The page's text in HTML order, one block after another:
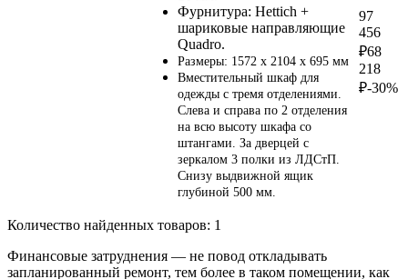
Фурнитура: Hettich +
шариковые направляющие
Quadro.
Размеры: 1572 х 2104 х 695 мм
Вместительный шкаф для
одежды с тремя отделениями.
Слева и справа по 2 отделения
на всю высоту шкафа со
штангами. За дверцей с
зеркалом 3 полки из ЛДСтП.
Снизу выдвижной ящик
глубиной 500 мм.
97
456
₽68
218
₽-30%
Количество найденных товаров: 1
Финансовые затруднения — не повод откладывать
запланированный ремонт, тем более в таком помещении, как